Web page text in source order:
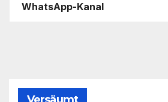
WhatsApp-Kanal